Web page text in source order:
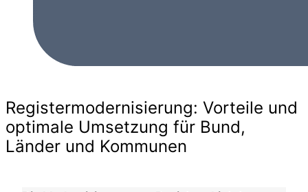
Registermodernisierung: Vorteile und
optimale Umsetzung für Bund,
Länder und Kommunen